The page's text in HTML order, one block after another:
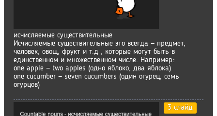
исчисляемые существительные
Исчисляемые существительные это всегда — предмет,
человек, овощ, фрукт и т.д , которые могут быть в
единственном и множественном числе. Например:
one apple — two apples (одно яблоко, два яблока)
one cucumber — seven cucumbers (один огурец, семь
огурцов)
3 слайд